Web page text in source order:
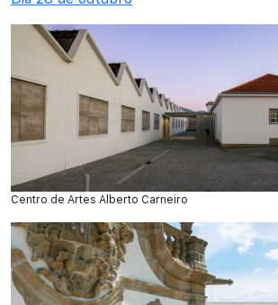
Centro de Artes Alberto Carneiro